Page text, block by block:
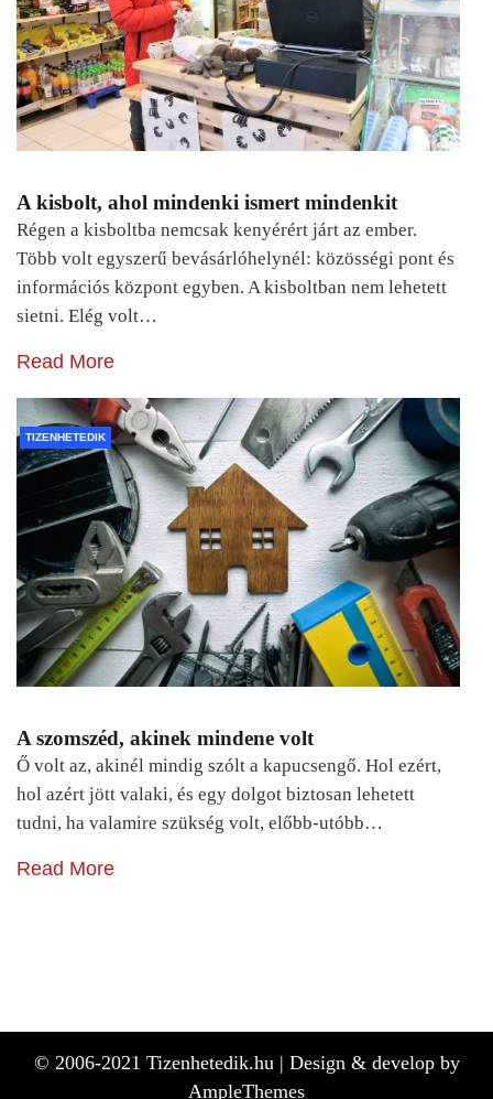
A kisbolt, ahol mindenki ismert mindenkit
Régen a kisboltba nemcsak kenyérért járt az ember.
Több volt egyszerű bevásárlóhelynél: közösségi pont és
információs központ egyben. A kisboltban nem lehetett
sietni. Elég volt…
Read More
TIZENHETEDIK
A szomszéd, akinek mindene volt
Ő volt az, akinél mindig szólt a kapucsengő. Hol ezért,
hol azért jött valaki, és egy dolgot biztosan lehetett
tudni, ha valamire szükség volt, előbb-utóbb…
Read More
© 2006-2021 Tizenhetedik.hu | Design & develop by
AmpleThemes